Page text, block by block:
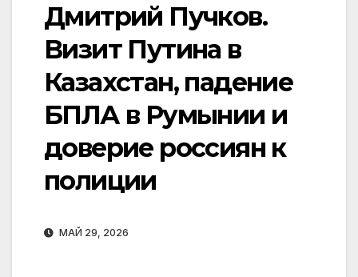
Дмитрий Пучков.
Визит Путина в
Казахстан, падение
БПЛА в Румынии и
доверие россиян к
полиции
МАЙ 29, 2026